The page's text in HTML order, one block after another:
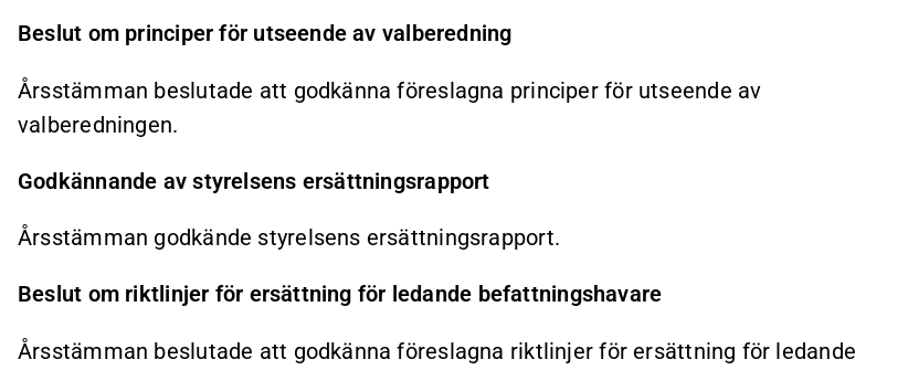
Beslut om principer för utseende av valberedning
Årsstämman beslutade att godkänna föreslagna principer för utseende av
valberedningen.
Godkännande av styrelsens ersättningsrapport
Årsstämman godkände styrelsens ersättningsrapport.
Beslut om riktlinjer för ersättning för ledande befattningshavare
Årsstämman beslutade att godkänna föreslagna riktlinjer för ersättning för ledande